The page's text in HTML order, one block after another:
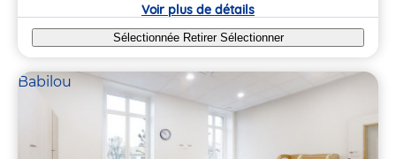
Voir plus de détails
Sélectionnée Retirer Sélectionner
Babilou